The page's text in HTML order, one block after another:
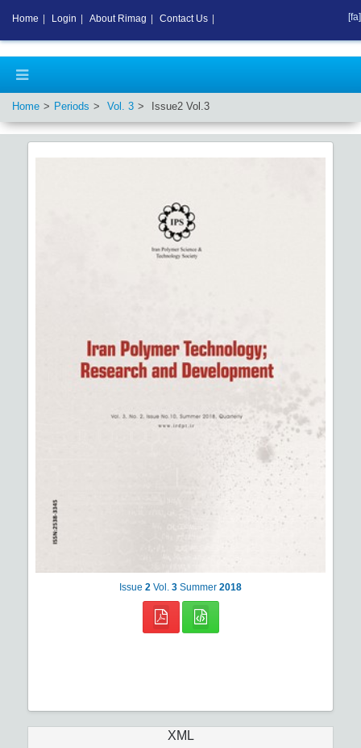
Home Periods Vol. 3 Issue2 Vol.3
Issue 2 Vol. 3 Summer 2018
XML
Home Login About Rimag Contact Us [fa]